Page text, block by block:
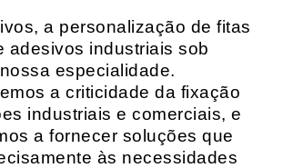
a personalização de fitas
adesivos industriais sob
especialidade.
a criticidade da fixação
industriais e comerciais, e
a fornecer soluções que
às necessidades